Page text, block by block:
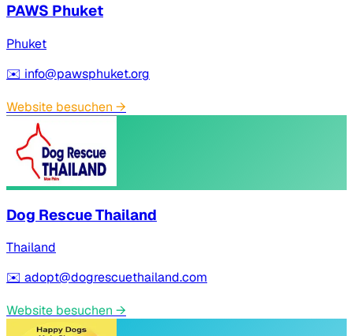
PAWS Phuket
Phuket
✉️ info@pawsphuket.org
Website besuchen →
Dog Rescue Thailand
Thailand
✉️ adopt@dogrescuethailand.com
Website besuchen →